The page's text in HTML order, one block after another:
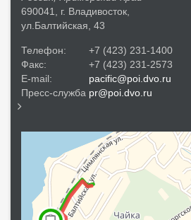
690041, г. Владивосток,
ул.Балтийская, 43
Телефон:
+7 (423) 231-1400
Факс:
+7 (423) 231-2573
E-mail:
pacific@poi.dvo.ru
Пресс-служба pr@poi.dvo.ru